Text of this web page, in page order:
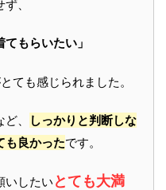
、
もらいたい」
ても感じられました。
、
しっかりと判断しな
も良かったです。
いしたい とても大満